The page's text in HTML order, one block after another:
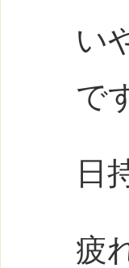
い
で
日
疲